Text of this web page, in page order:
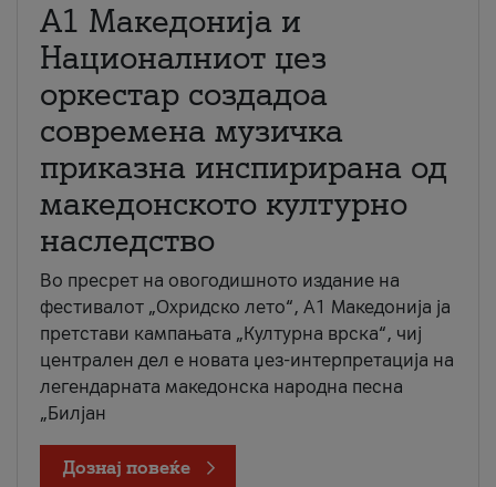
А1 Македонија и
Националниот џез
оркестар создадоа
современа музичка
приказна инспирирана од
македонското културно
наследство
Во пресрет на овогодишното издание на
фестивалот „Охридско лето“, А1 Македонија ја
претстави кампањата „Културна врска“, чиј
централен дел е новата џез-интерпретација на
легендарната македонска народна песна
„Билјан
Дознај повеќе